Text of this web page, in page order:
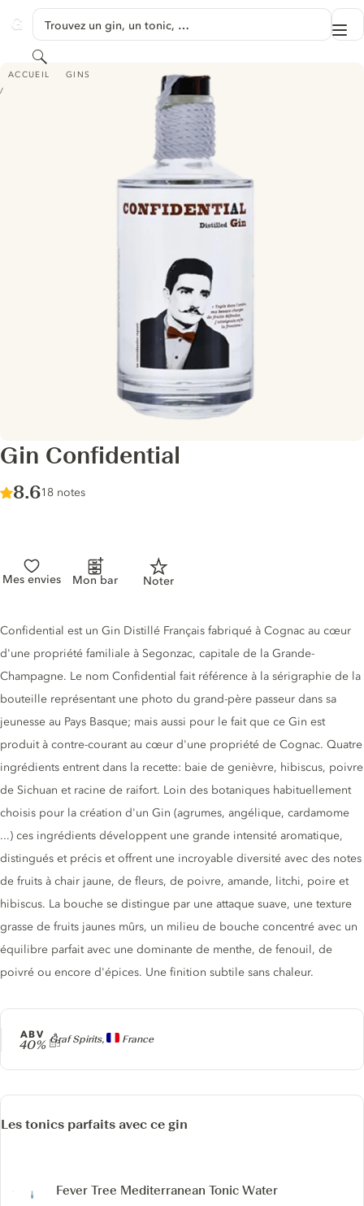
GINVENTORY
Trouvez un gin, un tonic, …
Rechercher
ACCUEIL GINS
GIN CONFIDENTIAL
Gin Confidential
Score :
8.6/ 10
18 notes
Mes envies Mon bar Noter
Producteur
Graf Spirits, France
ABV
40%
Description du gin
Confidential est un Gin Distillé Français fabriqué à Cognac au cœur
d'une propriété familiale à Segonzac, capitale de la Grande-
Champagne. Le nom Confidential fait référence à la sérigraphie de la
bouteille représentant une photo du grand-père passeur dans sa
jeunesse au Pays Basque; mais aussi pour le fait que ce Gin est
produit à contre-courant au cœur d'une propriété de Cognac. Quatre
ingrédients entrent dans la recette: baie de genièvre, hibiscus, poivre
de Sichuan et racine de raifort. Loin des botaniques habituellement
choisis pour la création d'un Gin (agrumes, angélique, cardamome
...) ces ingrédients développent une grande intensité aromatique,
distingués et précis et offrent une incroyable diversité avec des notes
de fruits à chair jaune, de fleurs, de poivre, amande, litchi, poire et
hibiscus. La bouche se distingue par une attaque suave, une texture
grasse de fruits jaunes mûrs, un milieu de bouche concentré avec un
équilibre parfait avec une dominante de menthe, de fenouil, de
poivré ou encore d'épices. Une finition subtile sans chaleur.
Les tonics parfaits avec ce gin
Fever Tree Mediterranean Tonic Water